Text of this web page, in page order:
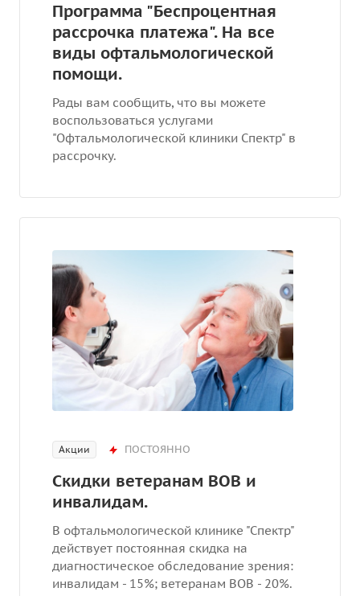
Программа "Беспроцентная
рассрочка платежа". На все
виды офтальмологической
помощи.
Рады вам сообщить, что вы можете
воспользоваться услугами
"Офтальмологической клиники Спектр" в
рассрочку.
Акции ПОСТОЯННО
Скидки ветеранам ВОВ и
инвалидам.
В офтальмологической клинике "Спектр"
действует постоянная скидка на
диагностическое обследование зрения:
инвалидам - 15%; ветеранам ВОВ - 20%.